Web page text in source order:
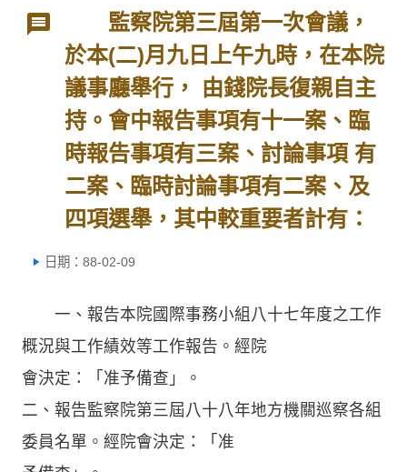
監察院第三屆第一次會議，
於本(二)月九日上午九時，在本院
議事廳舉行， 由錢院長復親自主
持。會中報告事項有十一案、臨
時報告事項有三案、討論事項 有
二案、臨時討論事項有二案、及
四項選舉，其中較重要者計有：
日期：88-02-09
一、報告本院國際事務小組八十七年度之工作
概況與工作績效等工作報告。經院
會決定：「准予備查」。
二、報告監察院第三屆八十八年地方機關巡察各組
委員名單。經院會決定：「准